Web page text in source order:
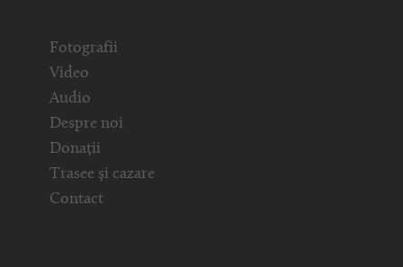
Fotografii
Video
Audio
Despre noi
Donații
Trasee și cazare
Contact